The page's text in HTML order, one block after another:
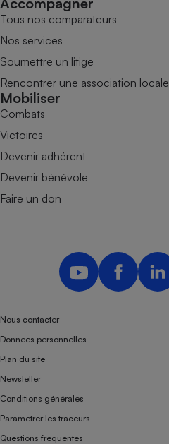
Tous nos comparateurs
Nos services
Soumettre un litige
Rencontrer une association locale
Mobiliser
Combats
Victoires
Devenir adhérent
Devenir bénévole
Faire un don
Nous contacter
Données personnelles
Plan du site
Newsletter
Conditions générales
Paramétrer les traceurs
Questions fréquentes